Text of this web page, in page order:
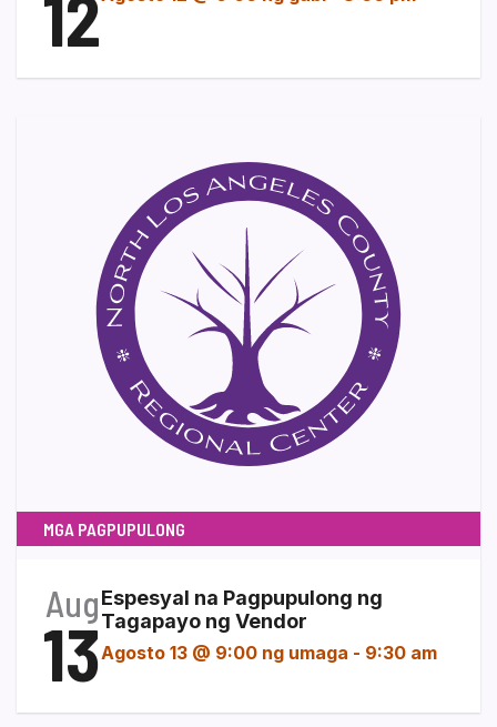
MGA PAGPUPULONG
Aug
13
Espesyal na Pagpupulong ng
Tagapayo ng Vendor
Agosto 13 @ 9:00 ng umaga - 9:30 am